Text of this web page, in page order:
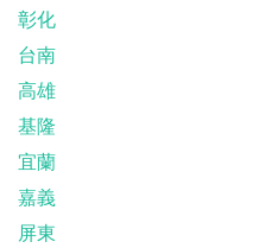
彰化
台南
高雄
基隆
宜蘭
嘉義
屏東